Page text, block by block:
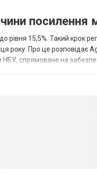
посилення
рівня 15,5%. Такий крок
року. Про це розповідає
спрямоване на